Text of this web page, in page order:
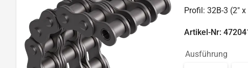
Profil: 32B-3 (2"
Artikel-Nr:
Ausführung